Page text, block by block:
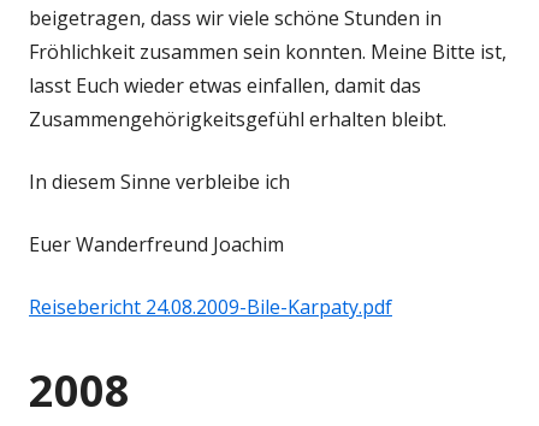
beigetragen, dass wir viele schöne Stunden in
Fröhlichkeit zusammen sein konnten. Meine Bitte ist,
lasst Euch wieder etwas einfallen, damit das
Zusammengehörigkeitsgefühl erhalten bleibt.
In diesem Sinne verbleibe ich
Euer Wanderfreund Joachim
Reisebericht 24.08.2009-Bile-Karpaty.pdf
2008